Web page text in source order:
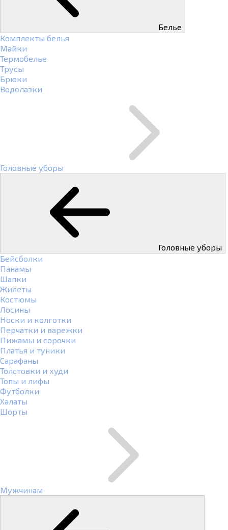
Белье
Комплекты белья
Майки
Термобелье
Трусы
Брюки
Водолазки
Головные уборы
Головные уборы
Бейсболки
Панамы
Шапки
Жилеты
Костюмы
Лосины
Носки и колготки
Перчатки и варежки
Пижамы и сорочки
Платья и туники
Сарафаны
Толстовки и худи
Топы и лифы
Футболки
Халаты
Шорты
Мужчинам